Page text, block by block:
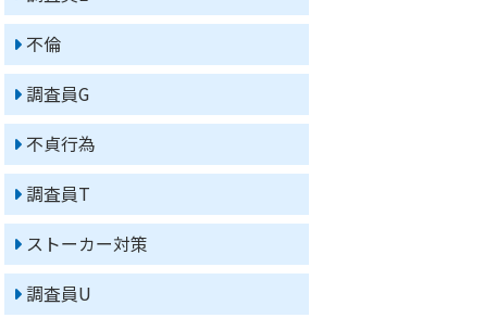
不倫
調査員G
不貞行為
調査員T
ストーカー対策
調査員U